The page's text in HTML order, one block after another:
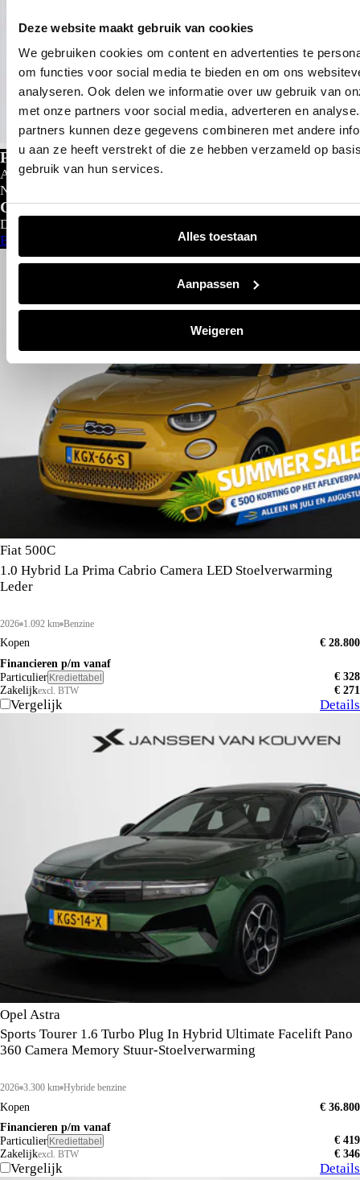
Deze website maakt gebruik van cookies
We gebruiken cookies om content en advertenties te
om functies voor social media te bieden en om ons
analyseren. Ook delen we informatie over uw gebruik van
met onze partners voor social media, adverteren en
partners kunnen deze gegevens combineren met andere
u aan ze heeft verstrekt of die ze hebben verzameld op
gebruik van hun services.
Alles toestaan
Aanpassen
Weigeren
Private lease
Al gedacht aan private lease?
Nu al vanaf
Configureer nu
Direct leverbaar
Bekijk aanbod
Fiat 500C
1.0 Hybrid La Prima Cabrio Camera LED Stoelverwarming
Leder
2026 1.092 km Benzine
Kopen
€ 28.800
Financieren p/m vanaf
Particulier Krediettabel
€ 328
Zakelijkexcl. BTW € 271
Vergelijk Details
Opel Astra
Sports Tourer 1.6 Turbo Plug In Hybrid Ultimate Facelift Pano
360 Camera Memory Stuur-Stoelverwarming
2026 3.300 km Hybride benzine
Kopen
€ 36.800
Financieren p/m vanaf
Particulier Krediettabel
€ 419
Zakelijkexcl. BTW € 346
Vergelijk Details